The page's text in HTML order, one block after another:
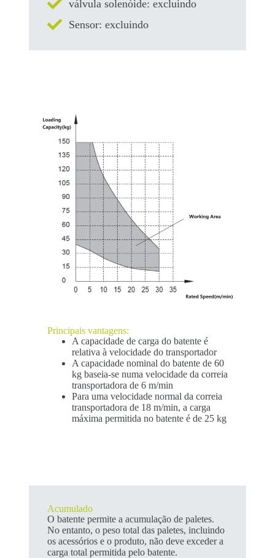
válvula solenóide: excluindo
Sensor: excluindo
Principais vantagens:
A capacidade de carga do batente é
relativa à velocidade do transportador
A capacidade nominal do batente de 60
kg baseia-se numa velocidade da correia
transportadora de 6 m/min
Para uma velocidade normal da correia
transportadora de 18 m/min, a carga
máxima permitida no batente é de 25 kg
Acumulado
O batente permite a acumulação de paletes.
No entanto, o peso total das paletes, incluindo
os acessórios e o produto, não deve exceder a
carga total permitida pelo batente.